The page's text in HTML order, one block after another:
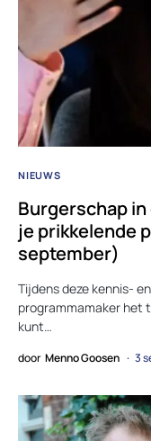
NIEUWS
Burgerschap
je prikkelende
september)
Tijdens deze kennis-
programmamaker het
kunt…
door Menno Goosen 3